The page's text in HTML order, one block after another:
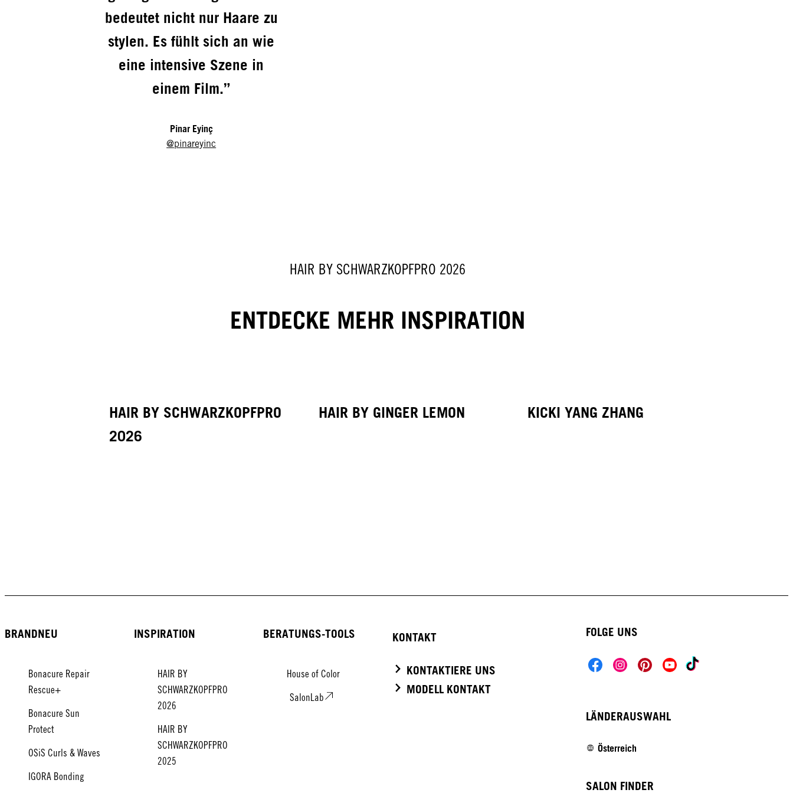
bedeutet nicht nur Haare zu
stylen. Es fühlt sich an wie
eine intensive Szene in
einem Film.”
Pinar Eyinç
@pinareyinc
HAIR BY SCHWARZKOPFPRO 2026
ENTDECKE MEHR INSPIRATION
HAIR BY SCHWARZKOPFPRO
2026
HAIR BY GINGER LEMON KICKI YANG ZHANG
BRANDNEU
Bonacure Repair
Rescue+
Bonacure Sun
Protect
OSiS Curls & Waves
IGORA Bonding
INSPIRATION
HAIR BY
SCHWARZKOPFPRO
2026
HAIR BY
SCHWARZKOPFPRO
2025
BERATUNGS-TOOLS
House of Color
SalonLab
KONTAKT
KONTAKTIERE UNS
MODELL KONTAKT
FOLGE UNS
LÄNDERAUSWAHL
Österreich
SALON FINDER